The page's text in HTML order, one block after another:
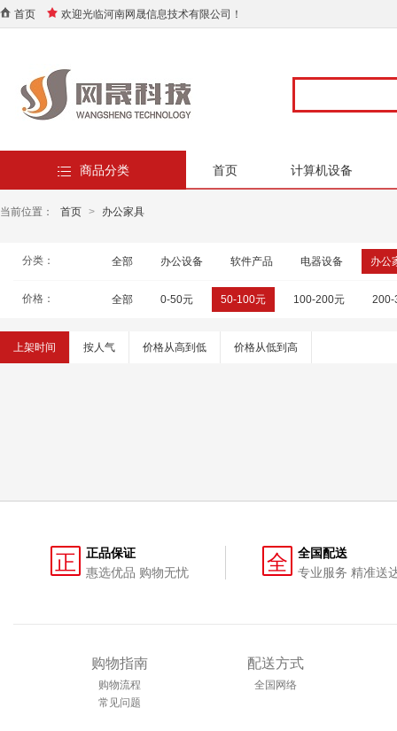
首页 欢迎光临河南网晟信息技术有限公司！
商品分类 首页 计算机设备
当前位置： 首页 > 办公家具
分类： 全部 办公设备 软件产品 电器设备 办公
价格： 全部 0-50元 50-100元 100-200元 200-
上架时间 按人气 价格从高到低 价格从低到高
正
正品保证
惠选优品 购物无忧
全
全国配送
专业服务 精准送
购物指南
购物流程
常见问题
配送方式
全国网络